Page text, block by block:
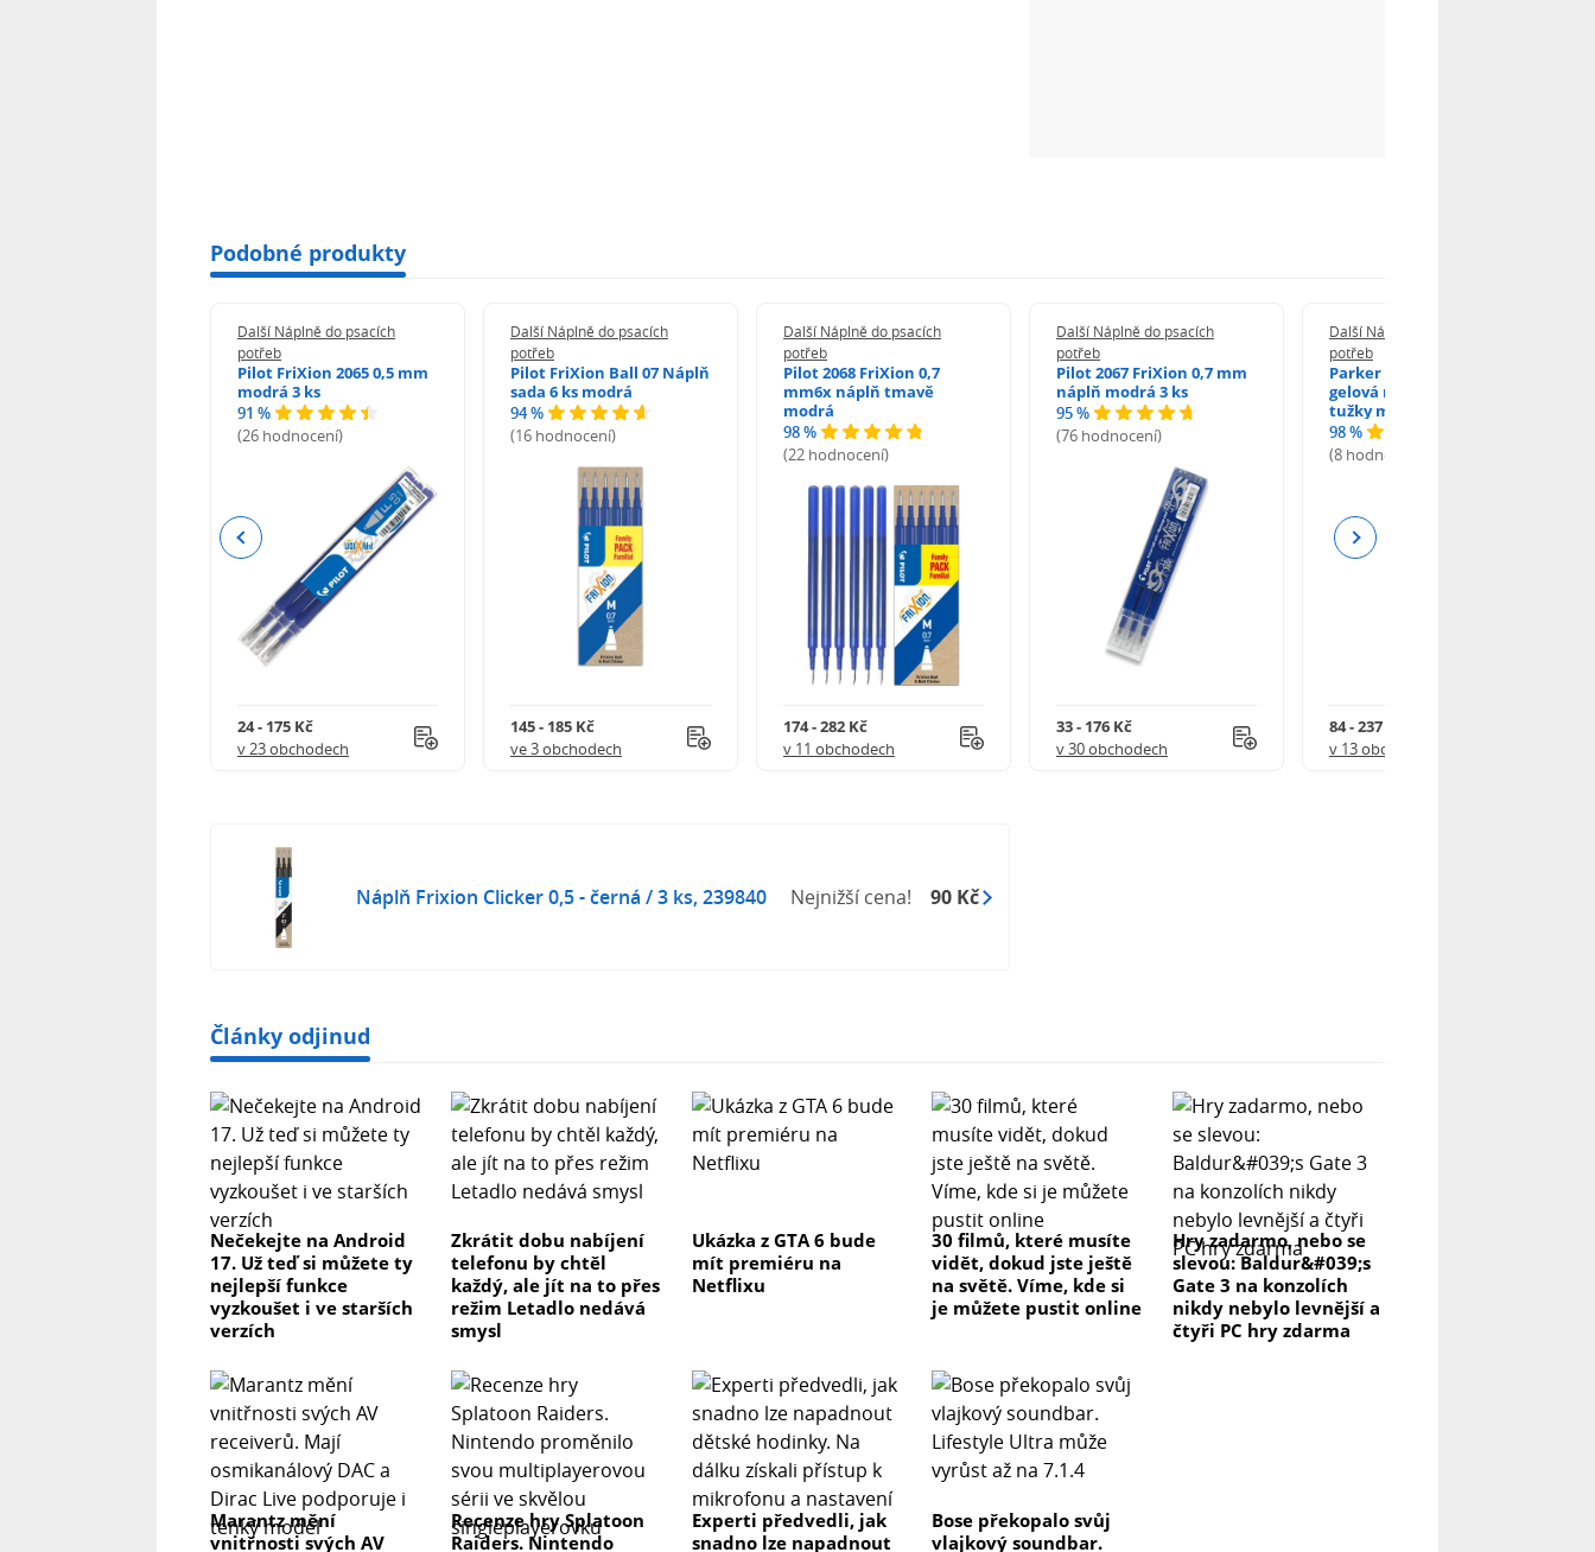
Podobné produkty
Další Náplně do psacích
potřeb
Pilot FriXion 2065 0,5 mm
modrá 3 ks
91 %
(26 hodnocení)
24 - 175 Kč
v 23 obchodech
Další Náplně do psacích
potřeb
Pilot FriXion Ball 07 Náplň
sada 6 ks modrá
94 %
(16 hodnocení)
145 - 185 Kč
ve 3 obchodech
Další Náplně do psacích
potřeb
Pilot 2068 FriXion 0,7
mm6x náplň tmavě
modrá
98 %
(22 hodnocení)
174 - 282 Kč
v 11 obchodech
Další Náplně do psacích
potřeb
Pilot 2067 FriXion 0,7 mm
náplň modrá 3 ks
95 %
(76 hodnocení)
33 - 176 Kč
v 30 obchodech
Další Náplně do psacích
potřeb
Parker 1502/0250346
gelová náplň do kuličkové
tužky modrá
98 %
(8 hodnocení)
84 - 237 Kč
v 13 obchodech
Previous Next
Náplň Frixion Clicker 0,5 - černá / 3 ks, 239840 Nejnižší cena! 90 Kč
Články odjinud
Nečekejte na Android
17. Už teď si můžete ty
nejlepší funkce
vyzkoušet i ve starších
verzích
Zkrátit dobu nabíjení
telefonu by chtěl
každý, ale jít na to přes
režim Letadlo nedává
smysl
Ukázka z GTA 6 bude
mít premiéru na
Netflixu
30 filmů, které musíte
vidět, dokud jste ještě
na světě. Víme, kde si
je můžete pustit online
Hry zadarmo, nebo se
slevou: Baldur&#039;s
Gate 3 na konzolích
nikdy nebylo levnější a
čtyři PC hry zdarma
Marantz mění
vnitřnosti svých AV
Recenze hry Splatoon
Raiders. Nintendo
Experti předvedli, jak
snadno lze napadnout
Bose překopalo svůj
vlajkový soundbar.